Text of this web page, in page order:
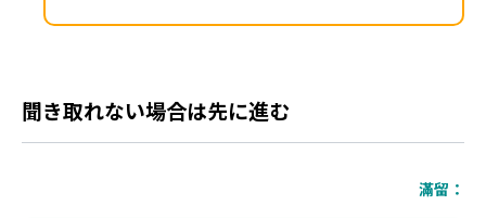
聞き取れない場合は先に進む
滿留：